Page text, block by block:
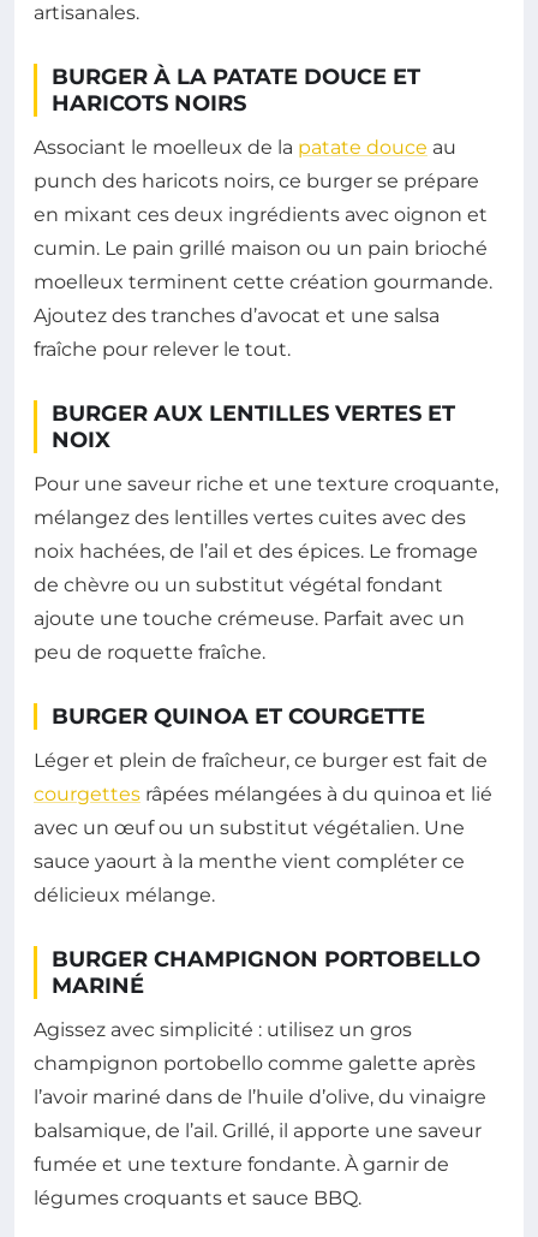
artisanales.
BURGER À LA PATATE DOUCE ET
HARICOTS NOIRS
Associant le moelleux de la patate douce au
punch des haricots noirs, ce burger se prépare
en mixant ces deux ingrédients avec oignon et
cumin. Le pain grillé maison ou un pain brioché
moelleux terminent cette création gourmande.
Ajoutez des tranches d’avocat et une salsa
fraîche pour relever le tout.
BURGER AUX LENTILLES VERTES ET
NOIX
Pour une saveur riche et une texture croquante,
mélangez des lentilles vertes cuites avec des
noix hachées, de l’ail et des épices. Le fromage
de chèvre ou un substitut végétal fondant
ajoute une touche crémeuse. Parfait avec un
peu de roquette fraîche.
BURGER QUINOA ET COURGETTE
Léger et plein de fraîcheur, ce burger est fait de
courgettes râpées mélangées à du quinoa et lié
avec un œuf ou un substitut végétalien. Une
sauce yaourt à la menthe vient compléter ce
délicieux mélange.
BURGER CHAMPIGNON PORTOBELLO
MARINÉ
Agissez avec simplicité : utilisez un gros
champignon portobello comme galette après
l’avoir mariné dans de l’huile d’olive, du vinaigre
balsamique, de l’ail. Grillé, il apporte une saveur
fumée et une texture fondante. À garnir de
légumes croquants et sauce BBQ.